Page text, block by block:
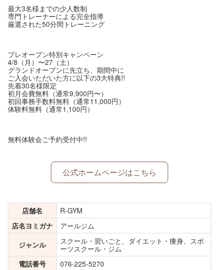
最大3名様までの少人数制
専門トレーナーによる完全指導
厳選された50分間トレーニング
プレオープン特別キャンペーン
4/8（月）〜27（土）
グランドオープンに先立ち、期間中に
ご入会いただいた方に以下の3大特典!!
先着30名様限定
初月会費無料（通常9,900円〜）
初回事務手数料無料（通常11,000円）
体験料無料（通常1,100円）
無料体験会ご予約受付中!!
公式ホームページはこちら
店舗名
R-GYM
店名ヨミガナ
アールジム
ジャンル
スクール・習いごと、ダイエット・痩身、スポ
ーツスクール・ジム
電話番号
076-225-5270